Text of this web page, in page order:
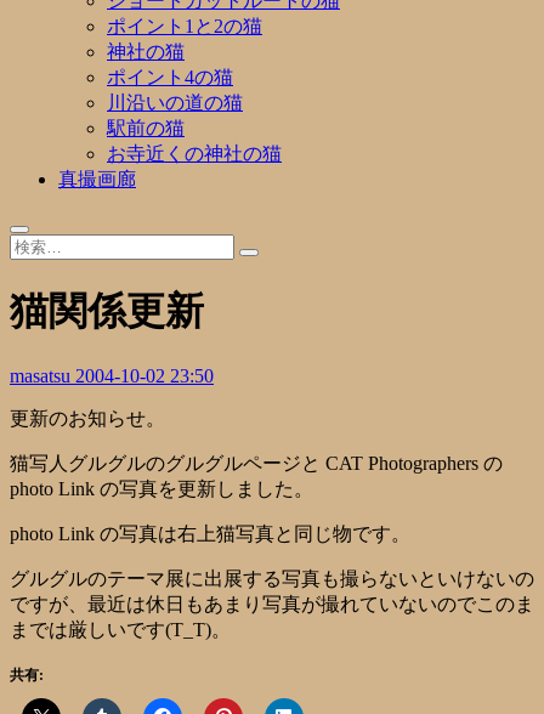
ポイント1と2の猫
神社の猫
ポイント4の猫
川沿いの道の猫
駅前の猫
お寺近くの神社の猫
真撮画廊
猫関係更新
masatsu 2004-10-02 23:50
更新のお知らせ。
猫写人グルグルのグルグルページと CAT Photographers の
photo Link の写真を更新しました。
photo Link の写真は右上猫写真と同じ物です。
グルグルのテーマ展に出展する写真も撮らないといけないの
ですが、最近は休日もあまり写真が撮れていないのでこのま
までは厳しいです(T_T)。
共有: